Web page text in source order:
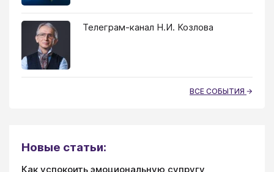
Телеграм-канал Н.И. Козлова
ВСЕ СОБЫТИЯ
Новые статьи:
Как успокоить эмоциональную супругу